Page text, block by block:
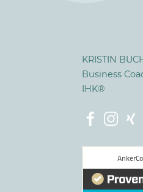
KRISTIN
Business
IHK®